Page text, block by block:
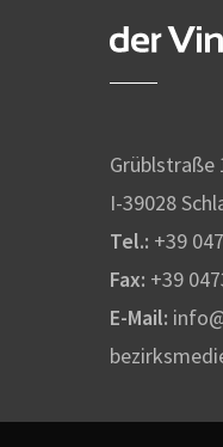
Grüblstraße
I-39028
Tel.: +39
Fax: +39
E-Mail: